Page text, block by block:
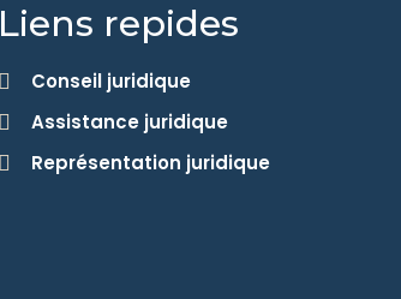
Liens repides
Conseil juridique
Assistance juridique
Représentation juridique